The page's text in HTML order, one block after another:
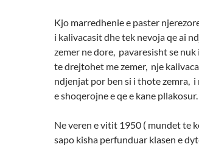
Kjo marredhenie e paster
i kalivacasit dhe tek nevoja qe ai
zemer ne dore, pavaresisht se
te drejtohet me zemer, nje
ndjenjat por ben si i thote zemra,
e shoqerojne e qe e kane pllakosur.
Ne veren e vitit 1950 ( mundet te
sapo kisha perfunduar klasen e